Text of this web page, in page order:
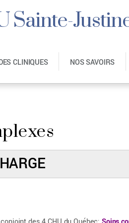
Sainte-
CLINIQUES NOS SAVOIRS